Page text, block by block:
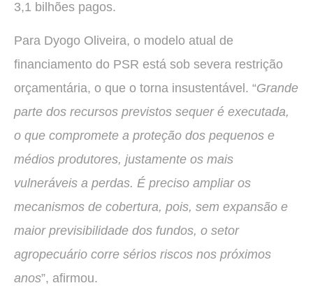
3,1 bilhões pagos.
Para Dyogo Oliveira, o modelo atual de
financiamento do PSR está sob severa restrição
orçamentária, o que o torna insustentável. “Grande
parte dos recursos previstos sequer é executada,
o que compromete a proteção dos pequenos e
médios produtores, justamente os mais
vulneráveis a perdas. É preciso ampliar os
mecanismos de cobertura, pois, sem expansão e
maior previsibilidade dos fundos, o setor
agropecuário corre sérios riscos nos próximos
anos”, afirmou.